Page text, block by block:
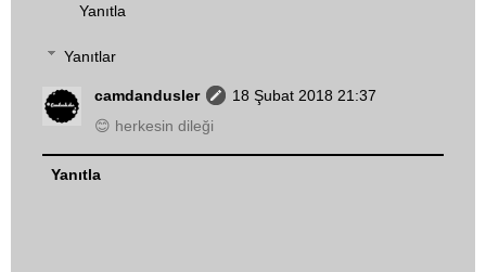
Yanıtla
Yanıtlar
camdandusler
18 Şubat 2018 21:37
😊 herkesin dileği
Yanıtla